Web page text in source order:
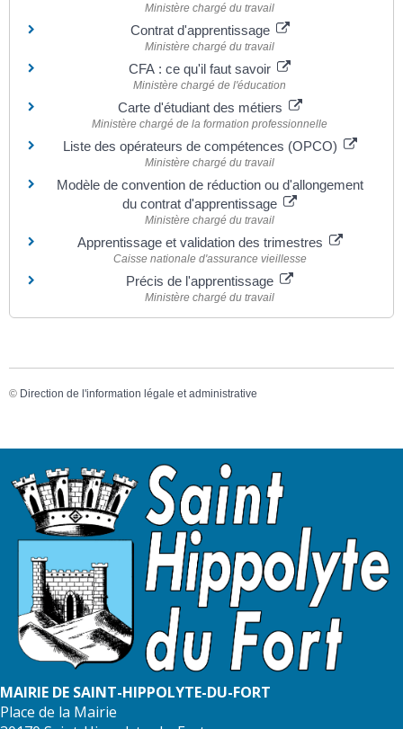
Ministère chargé du travail
Contrat d'apprentissage
Ministère chargé du travail
CFA : ce qu'il faut savoir
Ministère chargé de l'éducation
Carte d'étudiant des métiers
Ministère chargé de la formation professionnelle
Liste des opérateurs de compétences (OPCO)
Ministère chargé du travail
Modèle de convention de réduction ou d'allongement
du contrat d'apprentissage
Ministère chargé du travail
Apprentissage et validation des trimestres
Caisse nationale d'assurance vieillesse
Précis de l'apprentissage
Ministère chargé du travail
© Direction de l'information légale et administrative
MAIRIE DE SAINT-HIPPOLYTE-DU-FORT
Place de la Mairie